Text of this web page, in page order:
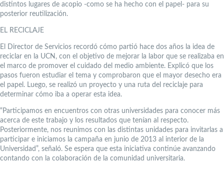
distintos lugares de acopio -como se ha hecho con el papel- para su
posterior reutilización.
EL RECICLAJE
El Director de Servicios recordó cómo partió hace dos años la idea de
reciclar en la UCN, con el objetivo de mejorar la labor que se realizaba en
el marco de promover el cuidado del medio ambiente. Explicó que los
pasos fueron estudiar el tema y comprobaron que el mayor desecho era
el papel. Luego, se realizó un proyecto y una ruta del reciclaje para
determinar cómo iba a operar esta idea.
“Participamos en encuentros con otras universidades para conocer más
acerca de este trabajo y los resultados que tenían al respecto.
Posteriormente, nos reunimos con las distintas unidades para invitarlas a
participar e iniciamos la campaña en junio de 2013 al interior de la
Universidad”, señaló. Se espera que esta iniciativa continúe avanzando
contando con la colaboración de la comunidad universitaria.